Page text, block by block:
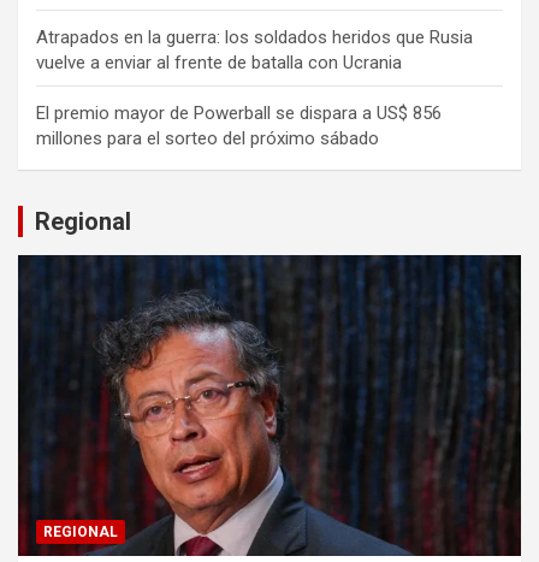
Atrapados en la guerra: los soldados heridos que Rusia
vuelve a enviar al frente de batalla con Ucrania
El premio mayor de Powerball se dispara a US$ 856
millones para el sorteo del próximo sábado
Regional
REGIONAL